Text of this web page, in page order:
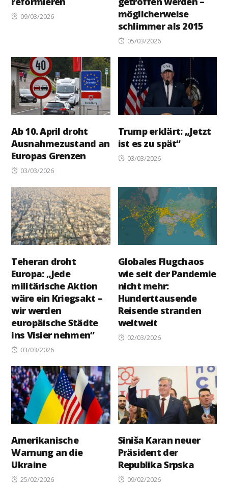
Posted
09/03/2026
möglicherweise
schlimmer als 2015
Posted
05/03/2026
Ab 10. April droht
Ausnahmezustand an
Europas Grenzen
Posted
03/03/2026
Trump erklärt: „Jetzt
ist es zu spät“
Posted
03/03/2026
Teheran droht
Europa: „Jede
militärische Aktion
wäre ein Kriegsakt –
wir werden
europäische Städte
ins Visier nehmen“
Posted
03/03/2026
Globales Flugchaos
wie seit der Pandemie
nicht mehr:
Hunderttausende
Reisende stranden
weltweit
Posted
02/03/2026
Amerikanische
Warnung an die
Ukraine
Posted
25/02/2026
Siniša Karan neuer
Präsident der
Republika Srpska
Posted
09/02/2026